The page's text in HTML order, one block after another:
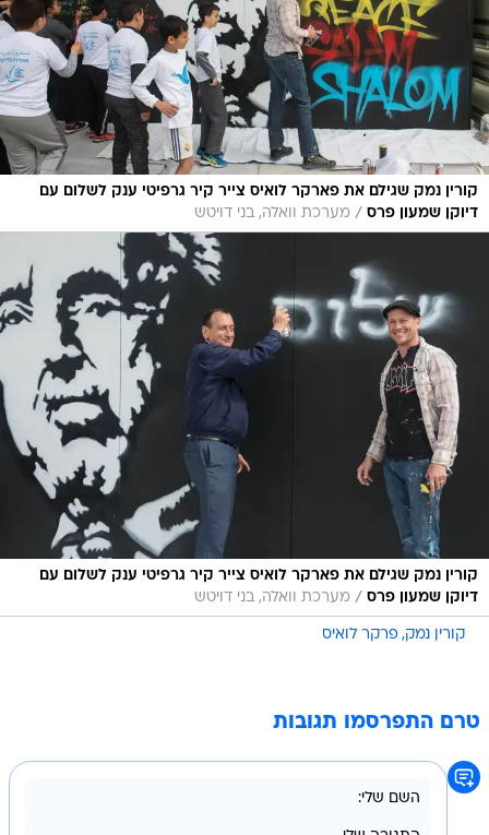
קורין נמק שגילם את פארקר לואיס צייר קיר גרפיטי ענק לשלום עם
דיוקן שמעון פרס / מערכת וואלה, בני דויטש
קורין נמק שגילם את פארקר לואיס צייר קיר גרפיטי ענק לשלום עם
דיוקן שמעון פרס / מערכת וואלה, בני דויטש
קורין נמק פרקר לואיס
טרם התפרסמו תגובות